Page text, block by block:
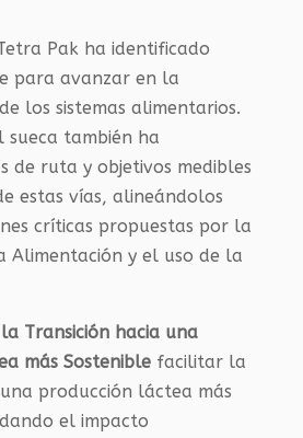
Pak ha identificado
para avanzar en la
los sistemas alimentarios.
sueca también ha
de ruta y objetivos medibles
estas vías, alineándolos
críticas propuestas por la
Alimentación y el uso de la
Transición hacia una
más Sostenible facilitar la
producción láctea más
el impacto